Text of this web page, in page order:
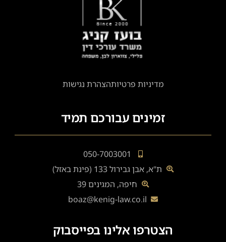
מדיניות פרטיותהצהרת נגישות
זמינים עבורכם תמיד
050-7003001
ת"א, אבן גבירול 133 (פינת באזל)
חיפה, המגינים 39
boaz@kenig-law.co.il
הצטרפו אלינו בפייסבוק